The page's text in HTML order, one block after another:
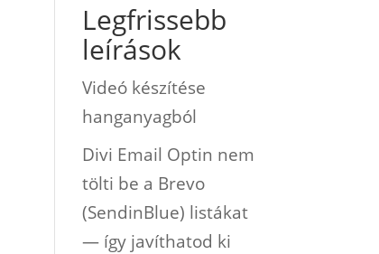
Legfrissebb
leírások
Videó készítése
hanganyagból
Divi Email Optin nem
tölti be a Brevo
(SendinBlue) listákat
— így javíthatod ki